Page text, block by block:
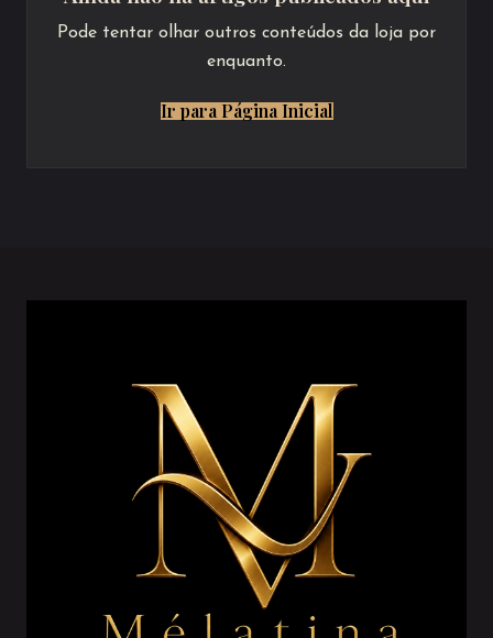
Pode tentar olhar outros conteúdos da loja por
enquanto.
Ir para Página Inicial